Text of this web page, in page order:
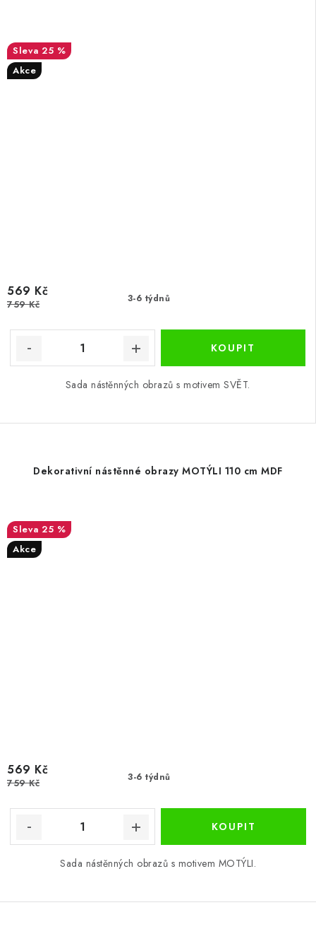
25 %
Akce
3-6 týdnů
569 Kč
759 Kč
Sada nástěnných obrazů s motivem SVĚT.
Dekorativní nástěnné obrazy MOTÝLI 110 cm MDF
25 %
Akce
3-6 týdnů
569 Kč
759 Kč
Sada nástěnných obrazů s motivem MOTÝLI.